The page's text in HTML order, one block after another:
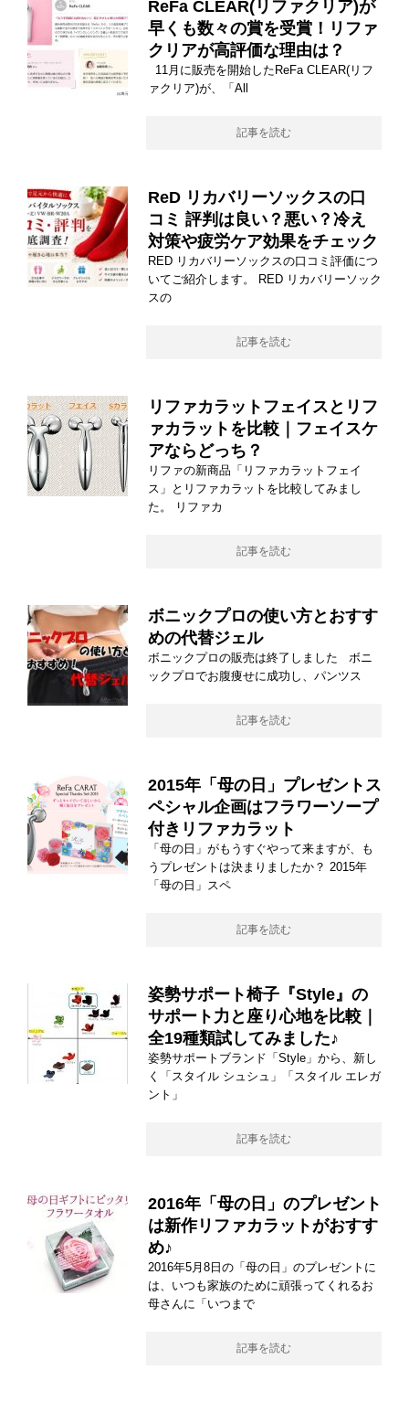
ReFa CLEAR(リファクリア)が
早くも数々の賞を受賞！リファ
クリアが高評価な理由は？
11月に販売を開始したReFa CLEAR(リフ
ァクリア)が、「All
記事を読む
ReD リカバリーソックスの口
コミ 評判は良い？悪い？冷え
対策や疲労ケア効果をチェック
RED リカバリーソックスの口コミ評価につ
いてご紹介します。 RED リカバリーソック
スの
記事を読む
リファカラットフェイスとリフ
ァカラットを比較｜フェイスケ
アならどっち？
リファの新商品「リファカラットフェイ
ス」とリファカラットを比較してみまし
た。 リファカ
記事を読む
ボニックプロの使い方とおすす
めの代替ジェル
ボニックプロの販売は終了しました ボニ
ックプロでお腹痩せに成功し、パンツス
記事を読む
2015年「母の日」プレゼントス
ペシャル企画はフラワーソープ
付きリファカラット
「母の日」がもうすぐやって来ますが、も
うプレゼントは決まりましたか？ 2015年
「母の日」スペ
記事を読む
姿勢サポート椅子『Style』の
サポート力と座り心地を比較｜
全19種類試してみました♪
姿勢サポートブランド「Style」から、新し
く「スタイル シュシュ」「スタイル エレガ
ント」
記事を読む
2016年「母の日」のプレゼント
は新作リファカラットがおすす
め♪
2016年5月8日の「母の日」のプレゼントに
は、いつも家族のために頑張ってくれるお
母さんに「いつまで
記事を読む